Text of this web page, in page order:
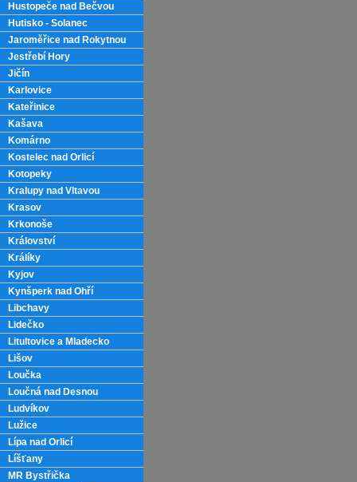
Hustopeče nad Bečvou
Hutisko - Solanec
Jaroměřice nad Rokytnou
Jestřebí Hory
Jičín
Karlovice
Kateřinice
Kašava
Komárno
Kostelec nad Orlicí
Kotopeky
Kralupy nad Vltavou
Krasov
Krkonoše
Království
Králíky
Kyjov
Kynšperk nad Ohří
Libchavy
Lidečko
Litultovice a Mladecko
Lišov
Loučka
Loučná nad Desnou
Ludvíkov
Lužice
Lípa nad Orlicí
Líšťany
MR Bystřička